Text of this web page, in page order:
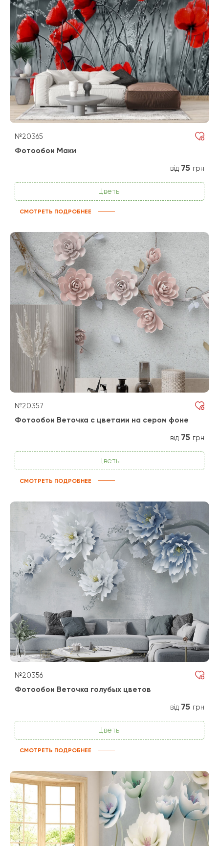
№20365
Фотообои Маки
від 75 грн
Цветы
СМОТРЕТЬ ПОДРОБНЕЕ
№20357
Фотообои Веточка с цветами на сером фоне
від 75 грн
Цветы
СМОТРЕТЬ ПОДРОБНЕЕ
№20356
Фотообои Веточка голубых цветов
від 75 грн
Цветы
СМОТРЕТЬ ПОДРОБНЕЕ